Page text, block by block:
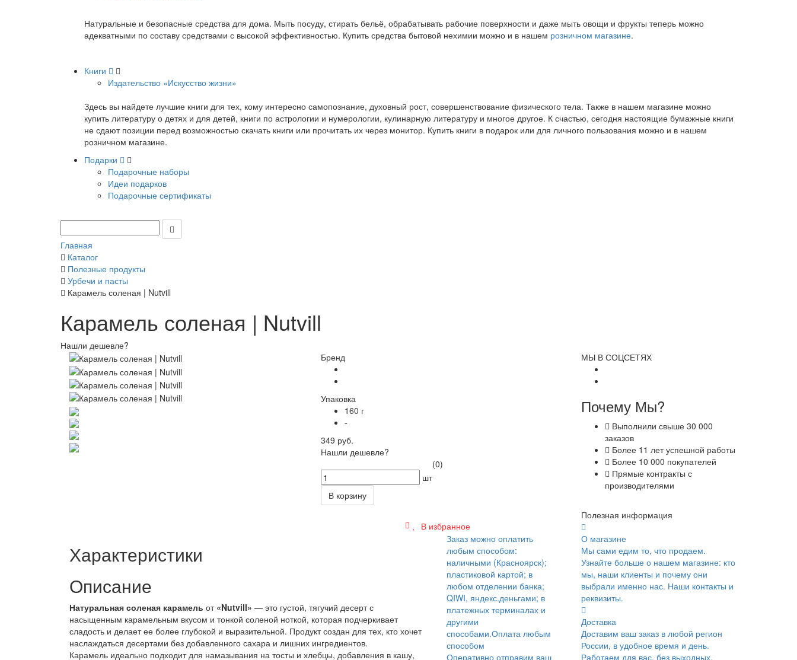
Натуральные и безопасные средства для дома. Мыть посуду, стирать бельё, обрабатывать рабочие поверхности и даже мыть овощи и фрукты теперь можно
адекватными по составу средствами с высокой эффективностью. Купить средства бытовой нехимии можно и в нашем розничном магазине.
Книги
Издательство «Искусство жизни»
Здесь вы найдете лучшие книги для тех, кому интересно самопознание, духовный рост, совершенствование физического тела. Также в нашем магазине можно
купить литературу о детях и для детей, книги по астрологии и нумерологии, кулинарную литературу и многое другое. К счастью, сегодня настоящие бумажные книги
не сдают позиции перед возможностью скачать книги или прочитать их через монитор. Купить книги в подарок или для личного пользования можно и в нашем
розничном магазине.
Подарки
Подарочные наборы
Идеи подарков
Подарочные сертификаты
Главная
Каталог
Полезные продукты
Урбечи и пасты
Карамель соленая | Nutvill
Карамель соленая | Nutvill
Нашли дешевле?
Бренд
Упаковка
160 г
-
349 руб.
Нашли дешевле?
(0)
шт
В корзину
В избранное
Характеристики
Описание
Натуральная соленая карамель от«Nutvill» — это густой, тягучий десерт с
насыщенным карамельным вкусом и тонкой соленой ноткой, которая подчеркивает
сладость и делает ее более глубокой и выразительной. Продукт создан для тех, кто хочет
наслаждаться десертами без добавленного сахара и лишних ингредиентов.
Карамель идеально подходит для намазывания на тосты и хлебцы, добавления в кашу,
Заказ можно оплатить
любым способом:
наличными (Красноярск);
пластиковой картой; в
любом отделении банка;
QIWI, яндекс.деньгами; в
платежных терминалах и
другими
способами.Оплата любым
способом
Оперативно отправим ваш
МЫ В СОЦСЕТЯХ
Почему Мы?
Выполнили свыше 30 000
заказов
Более 11 лет успешной работы
Более 10 000 покупателей
Прямые контракты с
производителями
Полезная информация
О магазине
Мы сами едим то, что продаем.
Узнайте больше о нашем магазине: кто
мы, наши клиенты и почему они
выбрали именно нас. Наши контакты и
реквизиты.
Доставка
Доставим ваш заказ в любой регион
России, в удобное время и день.
Работаем для вас, без выходных.